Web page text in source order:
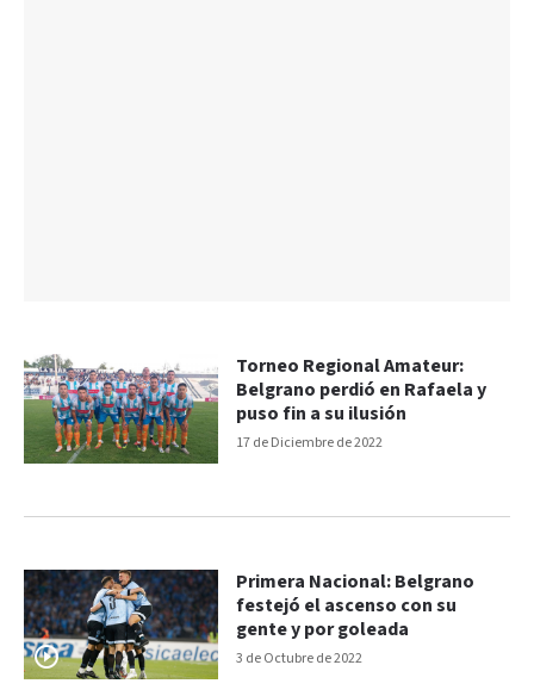
17 de Diciembre de 2022
Torneo Regional Amateur:
Belgrano perdió en Rafaela y
puso fin a su ilusión
3 de Octubre de 2022
Primera Nacional: Belgrano
festejó el ascenso con su
gente y por goleada